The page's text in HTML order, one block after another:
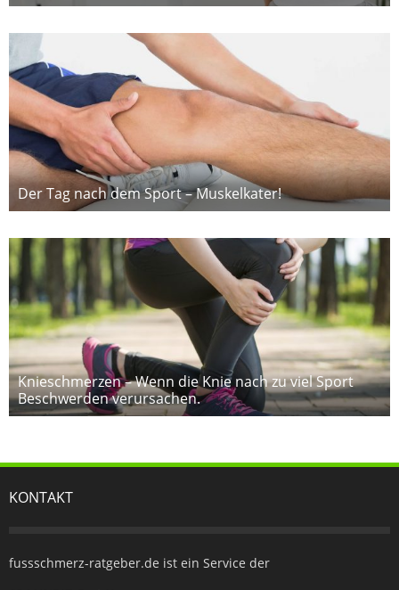
Der Tag nach dem Sport – Muskelkater!
Knieschmerzen – Wenn die Knie nach zu viel Sport
Beschwerden verursachen.
KONTAKT
fussschmerz-ratgeber.de ist ein Service der